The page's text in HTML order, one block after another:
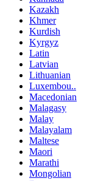
Kazakh
Khmer
Kurdish
Kyrgyz
Latin
Latvian
Lithuanian
Luxembou..
Macedonian
Malagasy
Malay
Malayalam
Maltese
Maori
Marathi
Mongolian